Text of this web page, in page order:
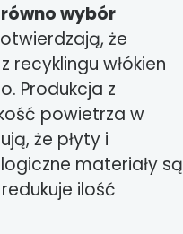
wybór
że
recyklingu włókien
Produkcja z
powietrza w
że płyty i
materiały są
ilość